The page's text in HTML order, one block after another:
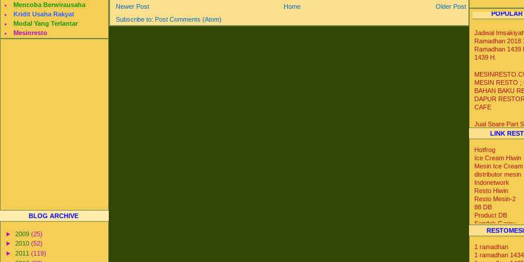
Mencoba Berwirausaha
Kridit Usaha Rakyat
Modal Yang Terlantar
Mesinresto
BLOG ARCHIVE
► 2009 (25)
► 2010 (52)
► 2011 (119)
Newer Post Older Post
Home
Subscribe to: Post Comments (Atom)
POPULAR
Jadwal
Ramadhan 2018
Ramadhan 1439
1439 H.
MESIN RESTO ;
BAHAN BAKU
DAPUR
CAFE
Jual Spare Part
Mesin Soft Hard
Krim
Distributor Agen
Gelas Kertas
Es Krim Gelato
Yoghurt
Distributor Agen
Ice Bag Box
Kotak Styrofoam
Suhu Dingin
LINK
Hotfrog
Ice Cream Hiwin
Mesin Ice Cream
distributor mesin
Indonetwork
Resto Hiwin
Resto Mesin-2
88 DB
Product DB
Sendok Garpu
Tabloid Nova
Blog Catalog
US Trade
1 ramadhan
1 ramadhan